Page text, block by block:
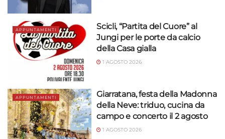
APPUNTAMENTI
Scicli, “Partita del Cuore” al
Jungi per le porte da calcio
della Casa gialla
1 AGOSTO 2026
APPUNTAMENTI
Giarratana, festa della Madonna
della Neve: triduo, cucina da
campo e concerto il 2 agosto
1 AGOSTO 2026